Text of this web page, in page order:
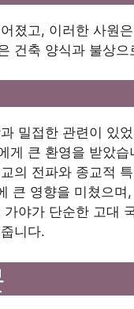
졌고, 이러한 사원
건축 양식과 불상
밀접한 관련이 있
게 큰 환영을 받았
의 전파와 종교적
큰 영향을 미쳤으
야가 단순한 고대
니다.